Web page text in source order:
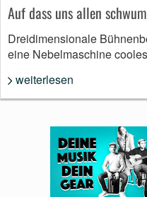
Auf dass uns allen
Dreidimensionale
eine Nebelmaschine
weiterlesen